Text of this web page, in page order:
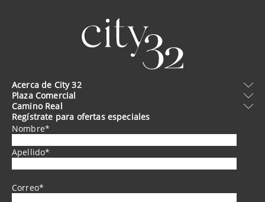
Acerca de City 32
Oficinas
Camino Real
Galería
Plaza Comercial
City 32
Directorio
Servicios
Contacto
Camino Real
Habitaciones
Restaurantes
Regístrate para ofertas especiales
Nombre*
Apellido*
Correo*